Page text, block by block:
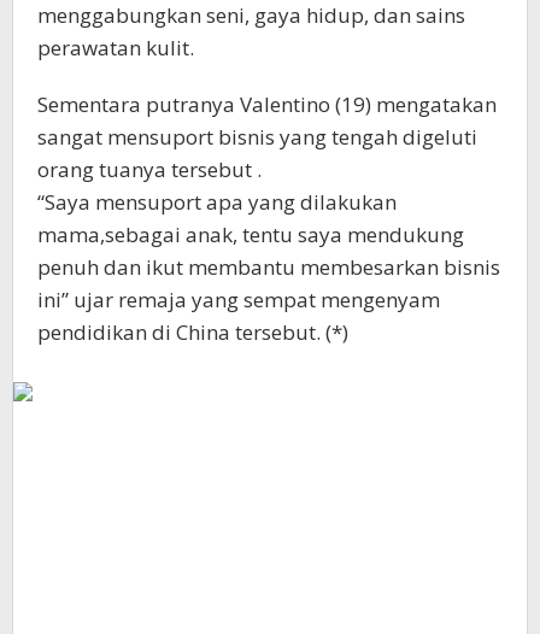
menggabungkan seni, gaya hidup, dan sains
perawatan kulit.
Sementara putranya Valentino (19) mengatakan
sangat mensuport bisnis yang tengah digeluti
orang tuanya tersebut .
“Saya mensuport apa yang dilakukan
mama,sebagai anak, tentu saya mendukung
penuh dan ikut membantu membesarkan bisnis
ini” ujar remaja yang sempat mengenyam
pendidikan di China tersebut. (*)